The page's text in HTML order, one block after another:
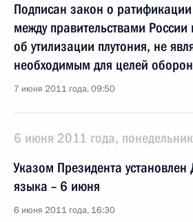
Подписан закон о
между правительствами
об утилизации плутония, не
необходимым для целей
7 июня 2011 года, 09:50
6 июня 2011 года, понедельник
Указом Президента установлен
языка – 6 июня
6 июня 2011 года, 16:30